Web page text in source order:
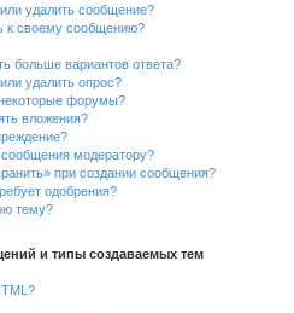
удалить сообщение?
к своему сообщению?
больше вариантов ответа?
удалить опрос?
форумы?
вложения?
модератору?
при создании сообщения?
одобрения?
тему?
и типы создаваемых тем